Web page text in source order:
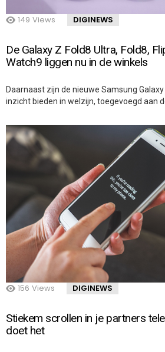
149 Views DIGINEWS
De Galaxy Z Fold8 Ultra, Fold8,
Watch9 liggen nu in de winkels
Daarnaast zijn de nieuwe Samsung
inzicht bieden in welzijn, toegevoegd aan
156 Views DIGINEWS
Stiekem scrollen in je partners
doet het